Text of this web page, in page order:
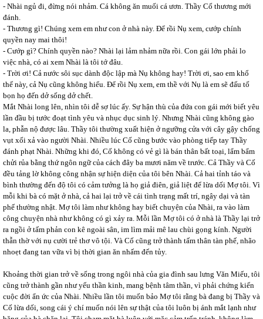
- Nhài ngủ đi, đừng nói nhảm. Cá không ăn muối cá ươn. Thầy Cố thương mới
đánh.
- Thương gì! Chúng xem em như con ở nhà này. Để rồi Nụ xem, cướp chính
quyền nay mai thôi!
- Cướp gì? Chính quyền nào? Nhài lại lảm nhảm nữa rồi. Con gái lớn phải lo
việc nhà, có ai xem Nhài là tôi tớ đâu.
- Trời ơi! Cả nước sôi sục dành độc lập mà Nụ không hay! Trời ơi, sao em khổ
thế này, cả Nụ cũng không hiểu. Để rồi Nụ xem, em thề với Nụ là em sẽ đấu tố
bọn họ đến dở sống dở chết.
Mắt Nhài long lên, nhìn tôi dễ sợ lúc ấy. Sự hận thù của đứa con gái mới biết yêu
lần đầu bị tước đoạt tình yêu và nhục dục sinh lý. Nhưng Nhài cũng không gào
la, phẫn nộ được lâu. Thầy tôi thường xuất hiện ở ngưỡng cửa với cây gậy chống
vụt xối xả vào người Nhài. Nhiều lúc Cố cũng bước vào phòng tiếp tay Thầy
đánh phạt Nhài. Những khi đó, Cố không có vẻ gì là bán thân bất toại, lẩm bẩm
chửi rủa bằng thứ ngôn ngữ của cách đây ba mươi năm về trước. Cả Thầy và Cố
đều tảng lờ không công nhận sự hiện diện của tôi bên Nhài. Cả hai tỉnh táo và
bình thường đến độ tôi có cảm tưởng là họ giả điên, giả liệt để lừa dối Mợ tôi. Vì
mỗi khi bà có mặt ở nhà, cả hai lại trở về cái tình trạng mất trí, ngây dại và tàn
phế thường nhật. Mợ tôi làm như không hay biết chuyện của Nhài, ra vào làm
công chuyện nhà như không có gì xảy ra. Mỗi lần Mợ tôi có ở nhà là Thầy lại trở
ra ngồi ở tấm phản con kê ngoài sân, im lìm mải mê lau chùi gọng kính. Người
thẫn thờ với nụ cười trẻ thơ vô tội. Và Cố cũng trở thành tấm thân tàn phế, nhão
nhoẹt đang tan vữa vì bị thời gian ăn nhấm đến tủy.
Khoảng thời gian trở về sống trong ngôi nhà của gia đình sau lưng Văn Miếu, tôi
cũng trở thành gần như yếu thần kinh, mang bệnh tâm thần, vì phải chứng kiến
cuộc đời ẩn ức của Nhài. Nhiều lần tôi muốn bảo Mợ tôi rằng bà đang bị Thầy và
Cố lừa dối, song cái ý chí muốn nói lên sự thật của tôi luôn bị ánh mắt lạnh như